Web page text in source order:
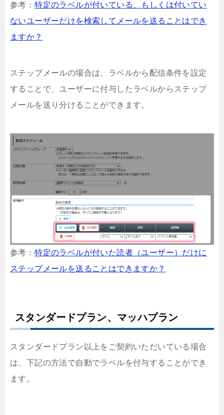
参考：特定のラベルが付いている、もしくは付いてい
ないユーザーだけを検索してメールを送ることはでき
ますか？
ステップメールの場合は、ラベルから配信条件を設定
することで、ユーザーに付与したラベルからステップ
メールを送り分けることができます。
参考：特定のラベルが付いた読者（ユーザー）だけに
ステップメールを送ることはできますか？
スタンダードプラン、マッハプラン
スタンダードプラン以上をご契約いただいている場合
は、下記の方法で自動でラベルを付与することができ
ます。